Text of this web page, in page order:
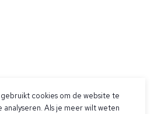
cookies om de website te
Als je meer wilt weten